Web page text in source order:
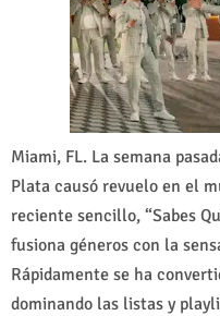
Miami, FL. La semana
Plata causó revuelo en el
reciente sencillo, “Sabes
fusiona géneros con la
Rápidamente se ha
dominando las listas y